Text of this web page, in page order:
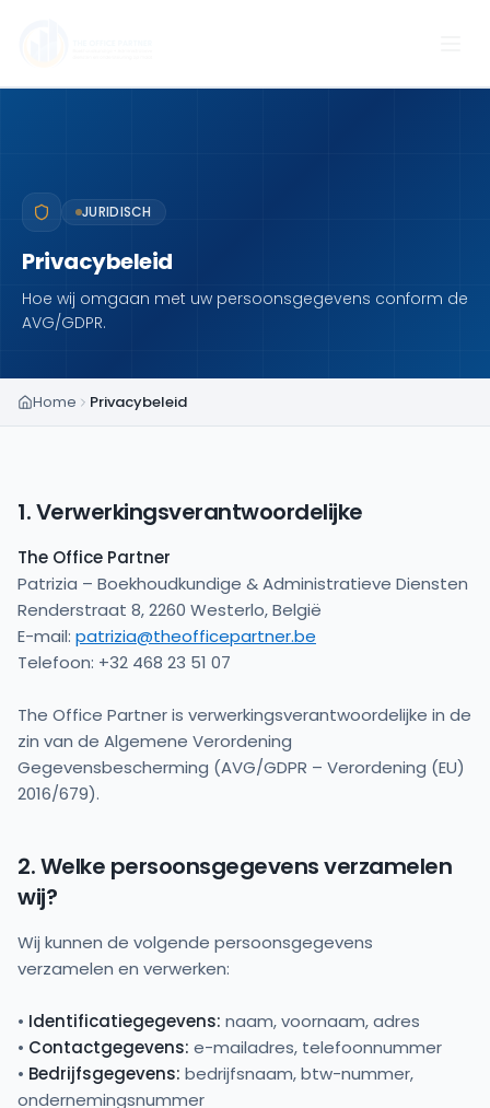
JURIDISCH
Privacybeleid
Hoe wij omgaan met uw persoonsgegevens conform de
AVG/GDPR.
Home Privacybeleid
1. Verwerkingsverantwoordelijke
The Office Partner
Patrizia – Boekhoudkundige & Administratieve Diensten
Renderstraat 8, 2260 Westerlo, België
E-mail: patrizia@theofficepartner.be
Telefoon: +32 468 23 51 07
The Office Partner is verwerkingsverantwoordelijke in de
zin van de Algemene Verordening
Gegevensbescherming (AVG/GDPR – Verordening (EU)
2016/679).
2. Welke persoonsgegevens verzamelen
wij?
Wij kunnen de volgende persoonsgegevens
verzamelen en verwerken:
• Identificatiegegevens: naam, voornaam, adres
• Contactgegevens: e-mailadres, telefoonnummer
• Bedrijfsgegevens: bedrijfsnaam, btw-nummer,
ondernemingsnummer